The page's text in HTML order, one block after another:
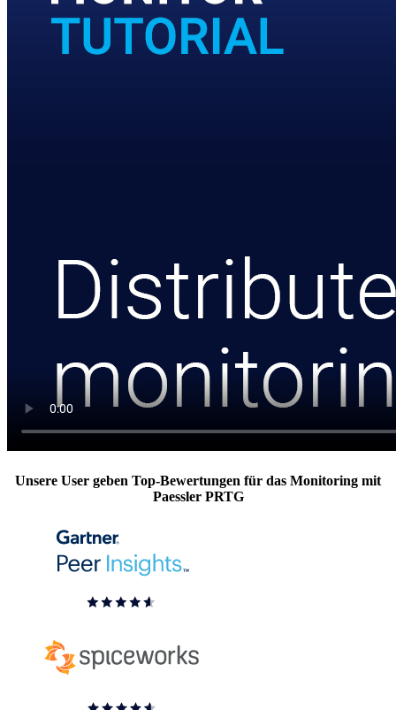
Unsere User geben Top-Bewertungen für das Monitoring mit
Paessler PRTG